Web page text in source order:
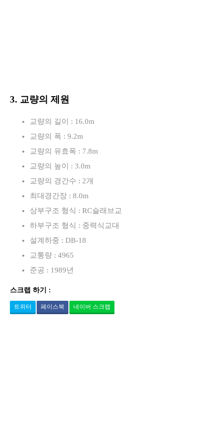
3. 교량의 제원
교량의 길이 : 16.0m
교량의 폭 : 9.2m
교량의 유효폭 : 7.8m
교량의 높이 : 3.0m
교량의 경간수 : 2개
최대경간장 : 8.0m
상부구조 형식 : RC슬래브교
하부구조 형식 : 중력식교대
설계하중 : DB-18
교통량 : 4965
준공 : 1989년
스크랩 하기 :
트위터 페이스북 네이버 스크랩